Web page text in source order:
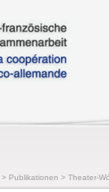
> Publikationen > Theater-